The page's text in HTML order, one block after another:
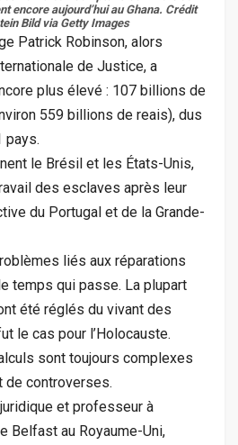
encore aujourd’hui au Ghana. Crédit
Bild via Getty Images
Patrick Robinson, alors
de Justice, a
plus élevé : 107 billions de
559 billions de reais), dus
pays.
le Brésil et les États-Unis,
des esclaves après leur
du Portugal et de la Grande-
liés aux réparations
temps qui passe. La plupart
été réglés du vivant des
le cas pour l’Holocauste.
sont toujours complexes
de controverses.
et professeur à
Belfast au Royaume-Uni,